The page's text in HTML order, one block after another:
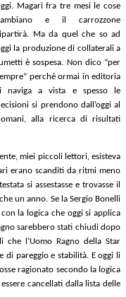
Magari fra tre mesi le cose
e il carrozzone
Ma da quel che so ad
la produzione di collaterali a
è sospesa. Non dico “per
perché ormai in editoria
naviga a vista e spesso le
si prendono dall’oggi al
alla ricerca di risultati
miei piccoli lettori, esisteva
erano scanditi da ritmi meno
si assestasse e trovasse il
un anno. Se la Sergio Bonelli
la logica che oggi si applica
sarebbero stati chiudi dopo
l’Uomo Ragno della Star
di pareggio e stabilità. E oggi li
ragionato secondo la logica
cancellati dalla lista delle